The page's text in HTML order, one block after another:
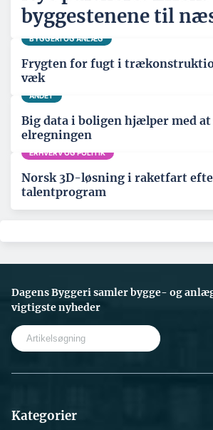
byggestenene til
BYGGERI OG ANLÆG
Frygten for fugt i
væk
ANDET
Big data i boligen hjælper med at
elregningen
ERHVERV OG POLITIK
Norsk 3D-løsning i raketfart
talentprogram
Dagens Byggeri samler bygge- og
vigtigste nyheder
Kategorier